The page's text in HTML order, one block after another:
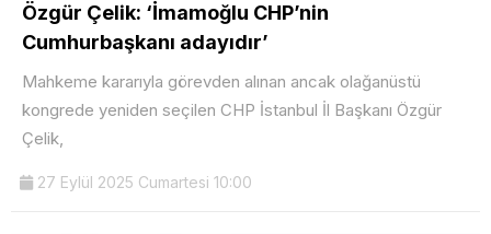
Özgür Çelik: ‘İmamoğlu CHP’nin
Cumhurbaşkanı adayıdır’
Mahkeme kararıyla görevden alınan ancak olağanüstü
kongrede yeniden seçilen CHP İstanbul İl Başkanı Özgür
Çelik,
27 Eylül 2025 Cumartesi 10:00